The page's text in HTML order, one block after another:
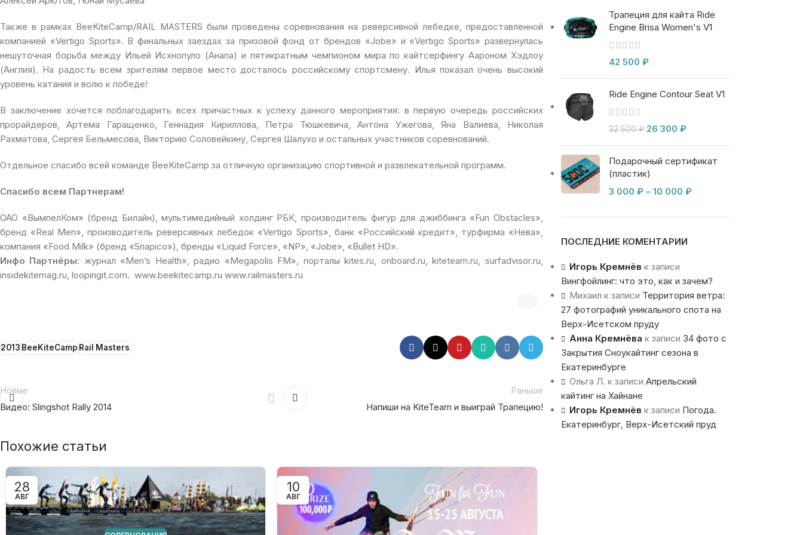
Также в рамках BeeKiteCamp/RAIL MASTERS были проведены соревнования на реверсивной лебедке, предоставленной
компанией «Vertigo Sports». В финальных заездах за призовой фонд от брендов «Jobe» и «Vertigo Sports» развернулась
нешуточная борьба между Ильей Исхнопуло (Анапа) и пятикратным чемпионом мира по кайтсерфингу Аароном Хэдлоу
(Англия). На радость всем зрителям первое место досталось российскому спортсмену. Илья показал очень высокий
уровень катания и волю к победе!
В заключение хочется поблагодарить всех причастных к успеху данного мероприятия: в первую очередь российских
прорайдеров, Артема Гаращенко, Геннадия Кириллова, Петра Тюшкевича, Антона Ужегова, Яна Валиева, Николая
Рахматова, Сергея Бельмесова, Викторию Соловейкину, Сергея Шалухо и остальных участников соревнований.
Отдельное спасибо всей команде BeeKiteCamp за отличную организацию спортивной и развлекательной программ.
Спасибо всем Партнерам!
ОАО «ВымпелКом» (бренд Билайн), мультимедийный холдинг РБК, производитель фигур для джиббинга «Fun Obstacles»,
бренд «Real Men», производитель реверсивных лебедок «Vertigo Sports», банк «Российский кредит», турфирма «Нева»,
компания «Food Milk» (бренд «Snapico»), бренды «Liquid Force», «NP», «Jobe», «Bullet HD».
Инфо Партнёры: журнал «Men’s Health», радио «Megapolis FM», порталы kites.ru, onboard.ru, kiteteam.ru, surfadvisor.ru,
insidekitemag.ru, loopingit.com. www.beekitecamp.ru www.railmasters.ru
2013BeeKiteCampRail Masters
Новые
Видео: Slingshot Rally 2014
Раньше
Напиши на KiteTeam и выиграй Трапецию!
Похожие статьи
28
АВГ
10
АВГ
Трапеция для кайта Ride
Engine Brisa Women's V1
42 500 ₽
Ride Engine Contour Seat V1
32 500₽ 26 300 ₽
Подарочный сертификат
(пластик)
3 000 ₽ – 10 000 ₽
ПОСЛЕДНИЕ КОМЕНТАРИИ
Игорь Кремнёв к записи
Вингфойлинг: что это, как и зачем?
Михаил к записи Территория ветра:
27 фотографий уникального спота на
Верх-Исетском пруду
Анна Кремнёва к записи 34 фото с
Закрытия Сноукайтинг сезона в
Екатеринбурге
Ольга Л. к записи Апрельский
кайтинг на Хайнане
Игорь Кремнёв к записи Погода.
Екатеринбург, Верх-Исетский пруд